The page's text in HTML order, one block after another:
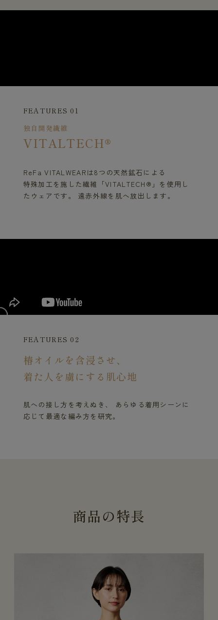
FEATURES 01
独自開発繊維
VITALTECH®
ReFa VITALWEARは8つの天然鉱石による
特殊加工を施した繊維「VITALTECH®」を使用し
たウェアです。 遠赤外線を肌へ放出します。
FEATURES 02
椿オイルを含浸させ、
着た人を虜にする肌心地
肌への接し方を考えぬき、 あらゆる着用シーンに
応じて最適な編み方を研究。
商品の特長